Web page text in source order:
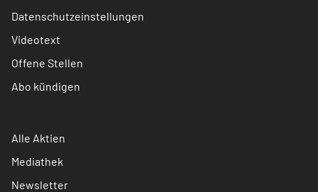
Datenschutzeinstellungen
Videotext
Offene Stellen
Abo kündigen
Alle Aktien
Mediathek
Newsletter